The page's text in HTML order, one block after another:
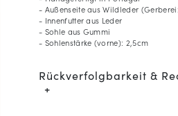
- Außenseite aus Wildleder
- Innenfutter aus Leder
- Sohle aus Gummi
- Sohlenstärke (vorne): 2,5cm
Rückverfolgbarkeit &